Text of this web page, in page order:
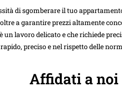
di sgomberare il tuo
a garantire prezzi altamente
un lavoro delicato e che richiede
preciso e nel rispetto delle
Affidati a noi